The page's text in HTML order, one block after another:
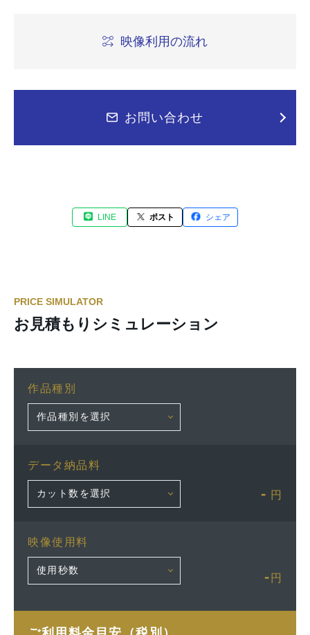
映像利用の流れ
お問い合わせ
LINE ポスト シェア
PRICE SIMULATOR
お見積もりシミュレーション
作品種別
データ納品料
- 円
映像使用料
- 円